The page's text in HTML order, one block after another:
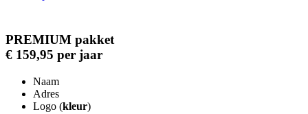
PREMIUM pakket
€ 159,95 per jaar
Naam
Adres
Logo (kleur)